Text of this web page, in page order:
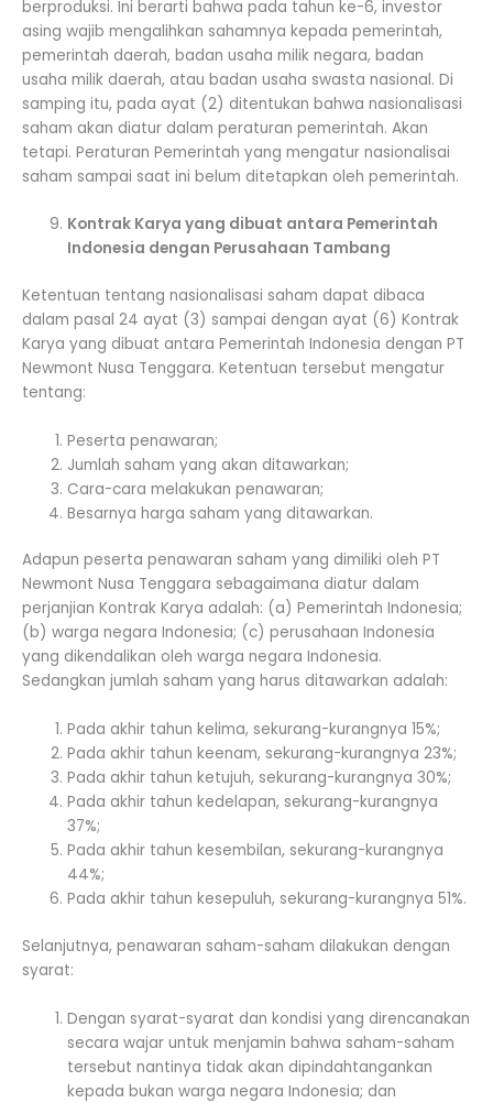
berproduksi. Ini berarti bahwa pada tahun ke-6, investor
asing wajib mengalihkan sahamnya kepada pemerintah,
pemerintah daerah, badan usaha milik negara, badan
usaha milik daerah, atau badan usaha swasta nasional. Di
samping itu, pada ayat (2) ditentukan bahwa nasionalisasi
saham akan diatur dalam peraturan pemerintah. Akan
tetapi. Peraturan Pemerintah yang mengatur nasionalisai
saham sampai saat ini belum ditetapkan oleh pemerintah.
Kontrak Karya yang dibuat antara Pemerintah
Indonesia dengan Perusahaan Tambang
Ketentuan tentang nasionalisasi saham dapat dibaca
dalam pasal 24 ayat (3) sampai dengan ayat (6) Kontrak
Karya yang dibuat antara Pemerintah Indonesia dengan PT
Newmont Nusa Tenggara. Ketentuan tersebut mengatur
tentang:
Peserta penawaran;
Jumlah saham yang akan ditawarkan;
Cara-cara melakukan penawaran;
Besarnya harga saham yang ditawarkan.
Adapun peserta penawaran saham yang dimiliki oleh PT
Newmont Nusa Tenggara sebagaimana diatur dalam
perjanjian Kontrak Karya adalah: (a) Pemerintah Indonesia;
(b) warga negara Indonesia; (c) perusahaan Indonesia
yang dikendalikan oleh warga negara Indonesia.
Sedangkan jumlah saham yang harus ditawarkan adalah:
Pada akhir tahun kelima, sekurang-kurangnya 15%;
Pada akhir tahun keenam, sekurang-kurangnya 23%;
Pada akhir tahun ketujuh, sekurang-kurangnya 30%;
Pada akhir tahun kedelapan, sekurang-kurangnya
37%;
Pada akhir tahun kesembilan, sekurang-kurangnya
44%;
Pada akhir tahun kesepuluh, sekurang-kurangnya 51%.
Selanjutnya, penawaran saham-saham dilakukan dengan
syarat:
Dengan syarat-syarat dan kondisi yang direncanakan
secara wajar untuk menjamin bahwa saham-saham
tersebut nantinya tidak akan dipindahtangankan
kepada bukan warga negara Indonesia; dan